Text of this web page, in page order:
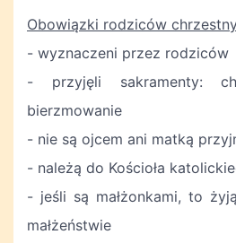
Obowiązki rodziców
- wyznaczeni przez rodziców
- przyjęli sakramenty:
bierzmowanie
- nie są ojcem ani matką
- należą do Kościoła
- jeśli są małżonkami, to
małżeństwie